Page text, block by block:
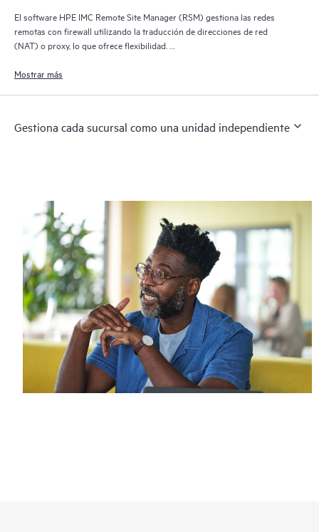
El software HPE IMC Remote Site Manager (RSM) gestiona las redes
remotas con firewall utilizando la traducción de direcciones de red
(NAT) o proxy, lo que ofrece flexibilidad.
protocolos de gestión de red especiales.
Mostrar más
Gestiona cada sucursal como una unidad independiente